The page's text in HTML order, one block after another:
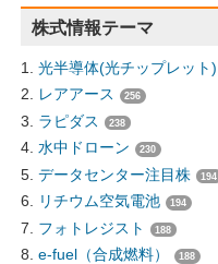
株式情報テーマ
光半導体(光チップレット)
レアアース 256
ラピダス 238
水中ドローン 230
データセンター注目株 194
リチウム空気電池 194
フォトレジスト 188
e-fuel（合成燃料） 188